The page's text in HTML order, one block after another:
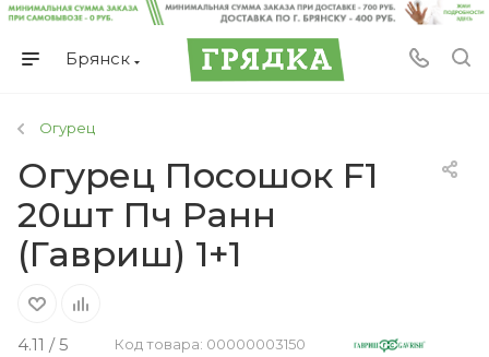
Брянск
Огурец
Огурец Посошок F1
20шт Пч Ранн
(Гавриш) 1+1
4.11 / 5
Код товара: 00000003150